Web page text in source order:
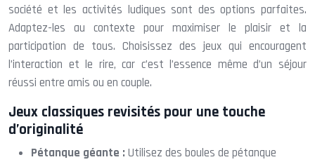
société et les activités ludiques sont des options parfaites.
Adaptez-les au contexte pour maximiser le plaisir et la
participation de tous. Choisissez des jeux qui encouragent
l’interaction et le rire, car c’est l’essence même d’un séjour
réussi entre amis ou en couple.
Jeux classiques revisités pour une touche
d’originalité
Pétanque géante : Utilisez des boules de pétanque